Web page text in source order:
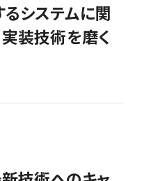
システムに関
実装技術を磨く